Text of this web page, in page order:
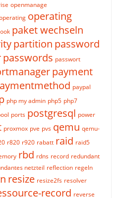
openmanage
operating
paket wechseln
partition password
passwords passwort
payment
paypal
php my admin php5 php7
ports postgresql power
proxmox pve pvs qemu qemu-
r820 r920 rabatt raid raid5
rbd rdns record redundant
netzteil reflection regeln
resize resize2fs resolver
record reverse